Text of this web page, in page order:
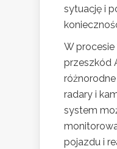
sytuację i
W
przeszkód
różnorodne
radary i
system
pojazdu i